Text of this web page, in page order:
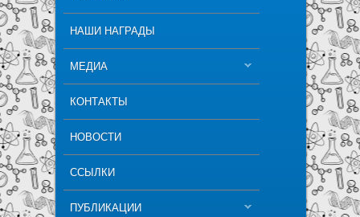
НАШИ НАГРАДЫ
МЕДИА
КОНТАКТЫ
НОВОСТИ
ССЫЛКИ
ПУБЛИКАЦИИ